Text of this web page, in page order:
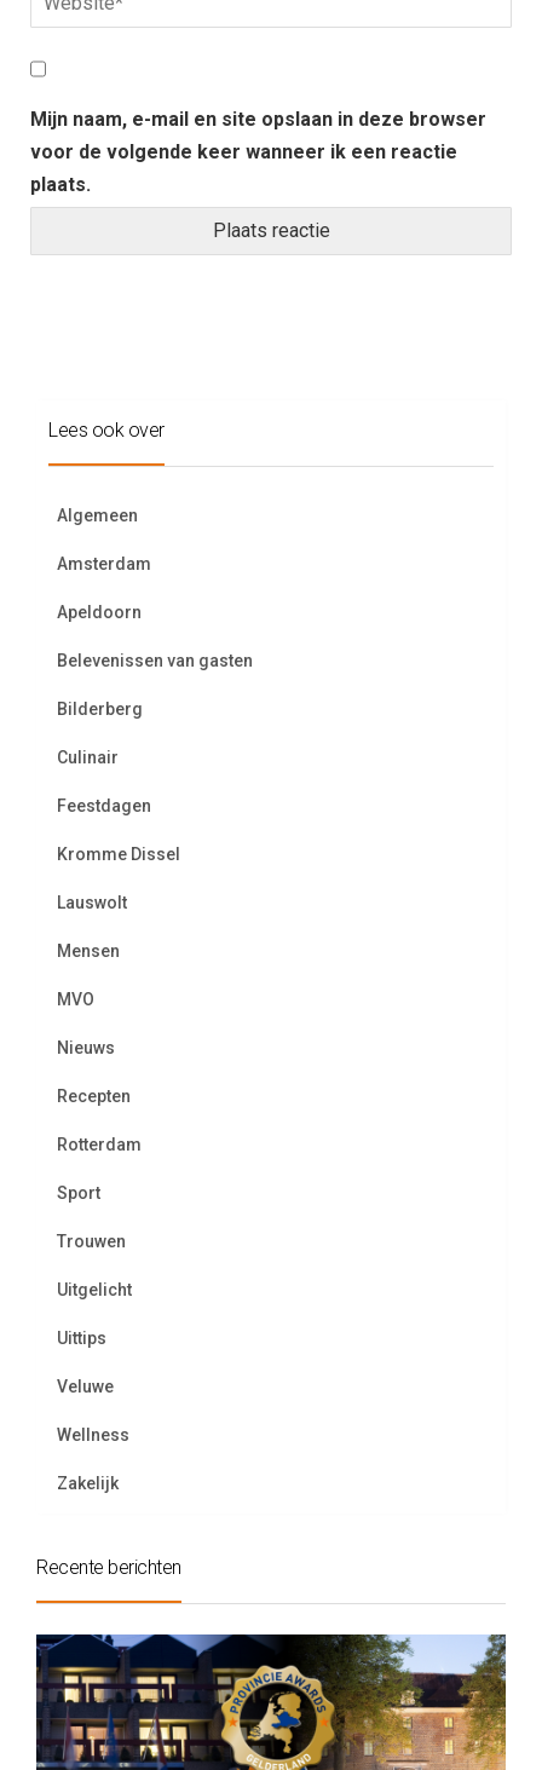
Mijn naam, e-mail en site opslaan in deze browser
voor de volgende keer wanneer ik een reactie
plaats.
Lees ook over
Algemeen
Amsterdam
Apeldoorn
Belevenissen van gasten
Bilderberg
Culinair
Feestdagen
Kromme Dissel
Lauswolt
Mensen
MVO
Nieuws
Recepten
Rotterdam
Sport
Trouwen
Uitgelicht
Uittips
Veluwe
Wellness
Zakelijk
Recente berichten